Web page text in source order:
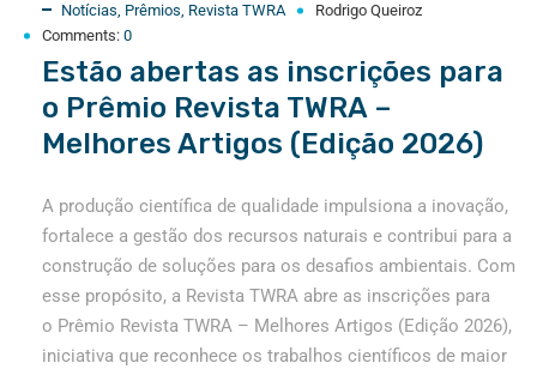
Notícias, Prêmios, Revista TWRA
Rodrigo Queiroz
Comments: 0
Estão abertas as inscrições para
o Prêmio Revista TWRA –
Melhores Artigos (Edição 2026)
A produção científica de qualidade impulsiona a inovação,
fortalece a gestão dos recursos naturais e contribui para a
construção de soluções para os desafios ambientais. Com
esse propósito, a Revista TWRA abre as inscrições para
o Prêmio Revista TWRA – Melhores Artigos (Edição 2026),
iniciativa que reconhece os trabalhos científicos de maior